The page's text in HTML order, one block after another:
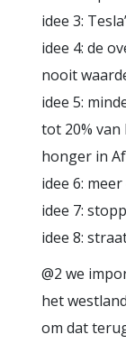
idee 3:
idee 4: de
nooit
idee 5:
tot 20% van
honger in
idee 6:
idee 7:
idee 8:
@2 we
het
om dat